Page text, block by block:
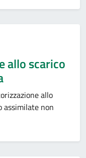
allo scarico
allo
assimilate non